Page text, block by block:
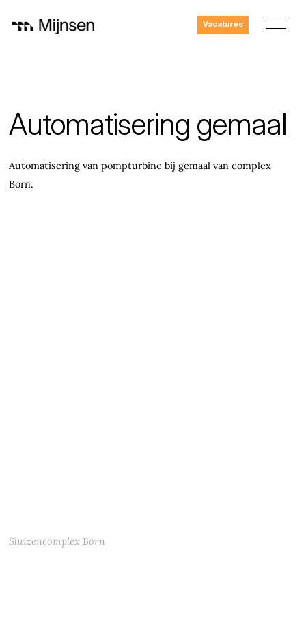
Vacatures
Automatisering gemaal
Automatisering van pompturbine bij gemaal van complex
Born.
Sluizencomplex Born